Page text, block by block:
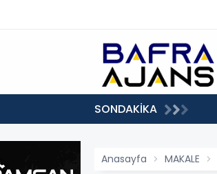
SONDAKİKA
Anasayfa MAKALE